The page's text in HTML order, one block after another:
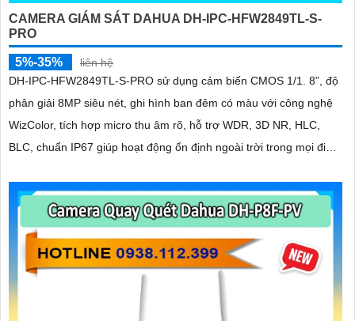
CAMERA GIÁM SÁT DAHUA DH-IPC-HFW2849TL-S-
PRO
5%-35%
liên hệ
DH-IPC-HFW2849TL-S-PRO sử dụng cảm biến CMOS 1/1. 8”, độ
phân giải 8MP siêu nét, ghi hình ban đêm có màu với công nghệ
WizColor, tích hợp micro thu âm rõ, hỗ trợ WDR, 3D NR, HLC,
BLC, chuẩn IP67 giúp hoạt động ổn định ngoài trời trong mọi điều